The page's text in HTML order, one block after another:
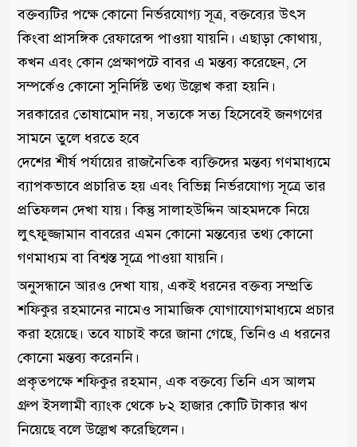
বক্তব্যটির পক্ষে কোনো নির্ভরযোগ্য সূত্র, বক্তব্যের উৎস
কিংবা প্রাসঙ্গিক রেফারেন্স পাওয়া যায়নি। এছাড়া কোথায়,
কখন এবং কোন প্রেক্ষাপটে বাবর এ মন্তব্য করেছেন, সে
সম্পর্কেও কোনো সুনির্দিষ্ট তথ্য উল্লেখ করা হয়নি।
সরকারের তোষামোদ নয়, সত্যকে সত্য হিসেবেই জনগণের
সামনে তুলে ধরতে হবে
দেশের শীর্ষ পর্যায়ের রাজনৈতিক ব্যক্তিদের মন্তব্য গণমাধ্যমে
ব্যাপকভাবে প্রচারিত হয় এবং বিভিন্ন নির্ভরযোগ্য সূত্রে তার
প্রতিফলন দেখা যায়। কিন্তু সালাহউদ্দিন আহমদকে নিয়ে
লুৎফুজ্জামান বাবরের এমন কোনো মন্তব্যের তথ্য কোনো
গণমাধ্যম বা বিশ্বস্ত সূত্রে পাওয়া যায়নি।
অনুসন্ধানে আরও দেখা যায়, একই ধরনের বক্তব্য সম্প্রতি
শফিকুর রহমানের নামেও সামাজিক যোগাযোগমাধ্যমে প্রচার
করা হয়েছে। তবে যাচাই করে জানা গেছে, তিনিও এ ধরনের
কোনো মন্তব্য করেননি।
প্রকৃতপক্ষে শফিকুর রহমান, এক বক্তব্যে তিনি এস আলম
গ্রুপ ইসলামী ব্যাংক থেকে ৮২ হাজার কোটি টাকার ঋণ
নিয়েছে বলে উল্লেখ করেছিলেন।